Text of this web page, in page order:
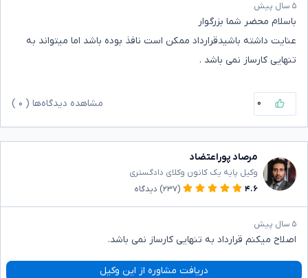
۵ سال پیش
باسلام محضر شما بزرگوار
عنایت داشته باشیدقرارداد ممکن است نافذ بوده باشد اما میتواند به
تنهایی کارساز نمی باشد .
۰ مشاهده دیدگاه‌ها ( ۰
مرصاد پوراعتضاد
وکیل پایه یک کانون وکلای دادگستری
۴.۶
(۲۳۷) دیدگاه
۵ سال پیش
اصلاح میکنم قرارداد به تنهایی کارساز نمی باشد.
دریافت مشاوره از این وکیل